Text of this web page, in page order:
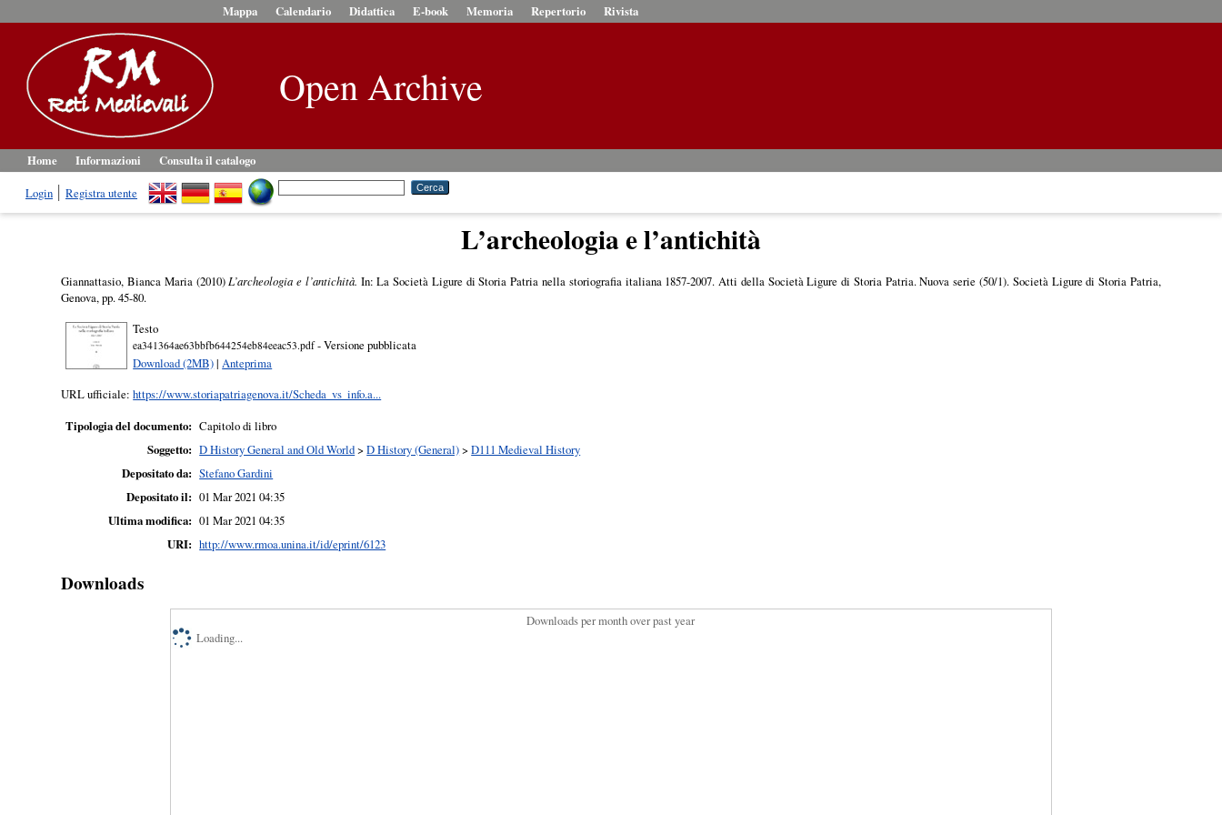
Mappa Calendario Didattica E-book Memoria Repertorio Rivista
Open Archive
Home Informazioni
Consulta il catalogo
Login
Registra utente
L’archeologia e l’antichità
Giannattasio, Bianca Maria(2010)L’archeologia e l’antichità. In: La Società Ligure di Storia Patria nella storiografia italiana 1857-2007. Atti della Società Ligure di Storia Patria. Nuova serie (50/1). Società Ligure di Storia Patria,
Genova, pp. 45-80.
Testo
ea341364ae63bbfb644254eb84eeac53.pdf- Versione pubblicata
Download (2MB)| Anteprima
URL ufficiale:https://www.storiapatriagenova.it/Scheda_vs_info.a...
Tipologia del documento: Capitolo di libro
Soggetto: D History General and Old World>D History (General)>D111 Medieval History
Depositato da: Stefano Gardini
Depositato il: 01 Mar 2021 04:35
Ultima modifica: 01 Mar 2021 04:35
URI: http://www.rmoa.unina.it/id/eprint/6123
Downloads
Downloads per month over past year
Loading...